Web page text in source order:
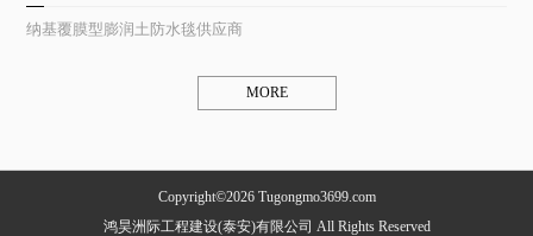
纳基覆膜型膨润土防水毯供应商
MORE
Copyright©2026 Tugongmo3699.com
鸿昊洲际工程建设(泰安)有限公司 All Rights Reserved